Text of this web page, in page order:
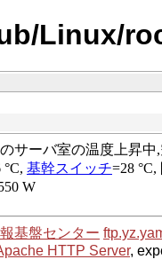
Linux/
基盤センター
HTTP Server,